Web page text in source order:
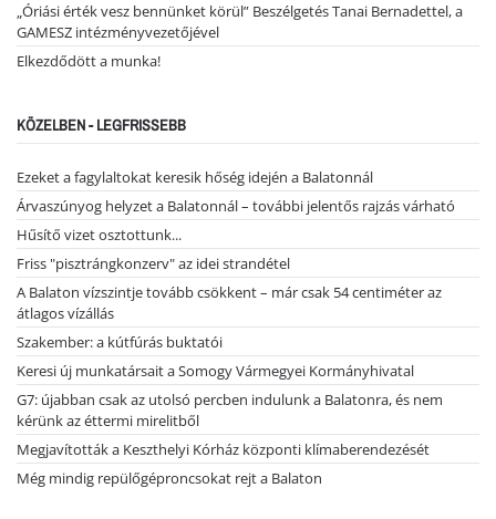
„Óriási érték vesz bennünket körül” Beszélgetés Tanai Bernadettel, a
GAMESZ intézményvezetőjével
Elkezdődött a munka!
KÖZELBEN - LEGFRISSEBB
Ezeket a fagylaltokat keresik hőség idején a Balatonnál
Árvaszúnyog helyzet a Balatonnál – további jelentős rajzás várható
Hűsítő vizet osztottunk...
Friss "pisztrángkonzerv" az idei strandétel
A Balaton vízszintje tovább csökkent – már csak 54 centiméter az
átlagos vízállás
Szakember: a kútfúrás buktatói
Keresi új munkatársait a Somogy Vármegyei Kormányhivatal
G7: újabban csak az utolsó percben indulunk a Balatonra, és nem
kérünk az éttermi mirelitből
Megjavították a Keszthelyi Kórház központi klímaberendezését
Még mindig repülőgéproncsokat rejt a Balaton